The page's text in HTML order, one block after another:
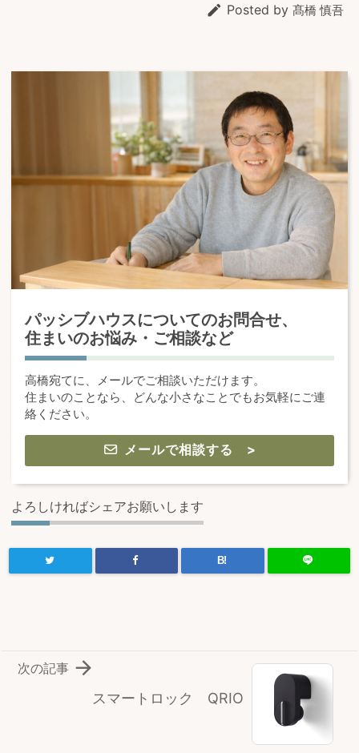
 Posted by 髙橋 慎吾
パッシブハウスについてのお問合せ、
住まいのお悩み・ご相談など
高橋宛てに、メールでご相談いただけます。
住まいのことなら、どんな小さなことでもお気軽にご連
絡ください。
メールで相談する >
よろしければシェアお願いします
B!
スマートロック QRIO

次の記事